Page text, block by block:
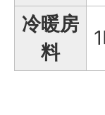
冷暖房
料